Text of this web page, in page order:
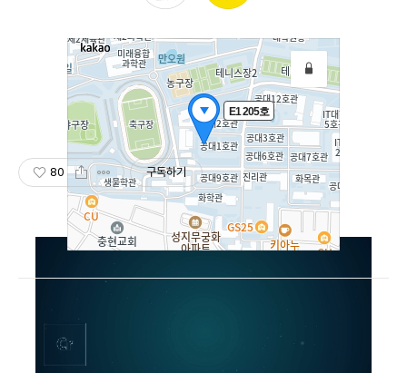
80 구독하기